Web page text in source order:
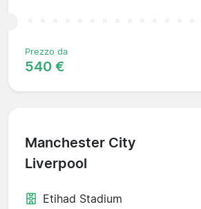
Prezzo da
540 €
Manchester City
Liverpool
Etihad Stadium